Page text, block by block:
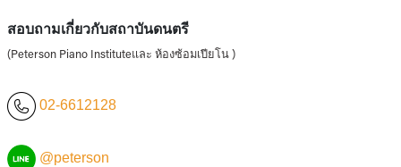
สอบถามเกี่ยวกับสถาบันดนตรี
(Peterson Piano Instituteและ ห้องซ้อมเปียโน )
02-6612128
@peterson